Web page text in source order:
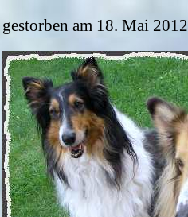
am 18. Mai 2012